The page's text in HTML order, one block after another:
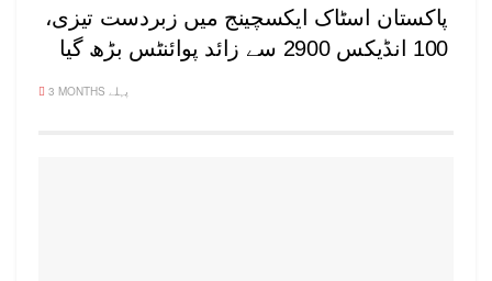
پاکستان اسٹاک ایکسچینج میں زبردست تیزی،
100 انڈیکس 2900 سے زائد پوائنٹس بڑھ گیا
3 MONTHS پہلے